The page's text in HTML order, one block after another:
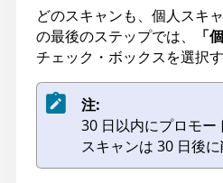
どのスキャンも、個人スキ
の最後のステップでは、
「
チェック・ボックスを選択す
注:
30 日以内にプロモー
スキャンは 30 日後に